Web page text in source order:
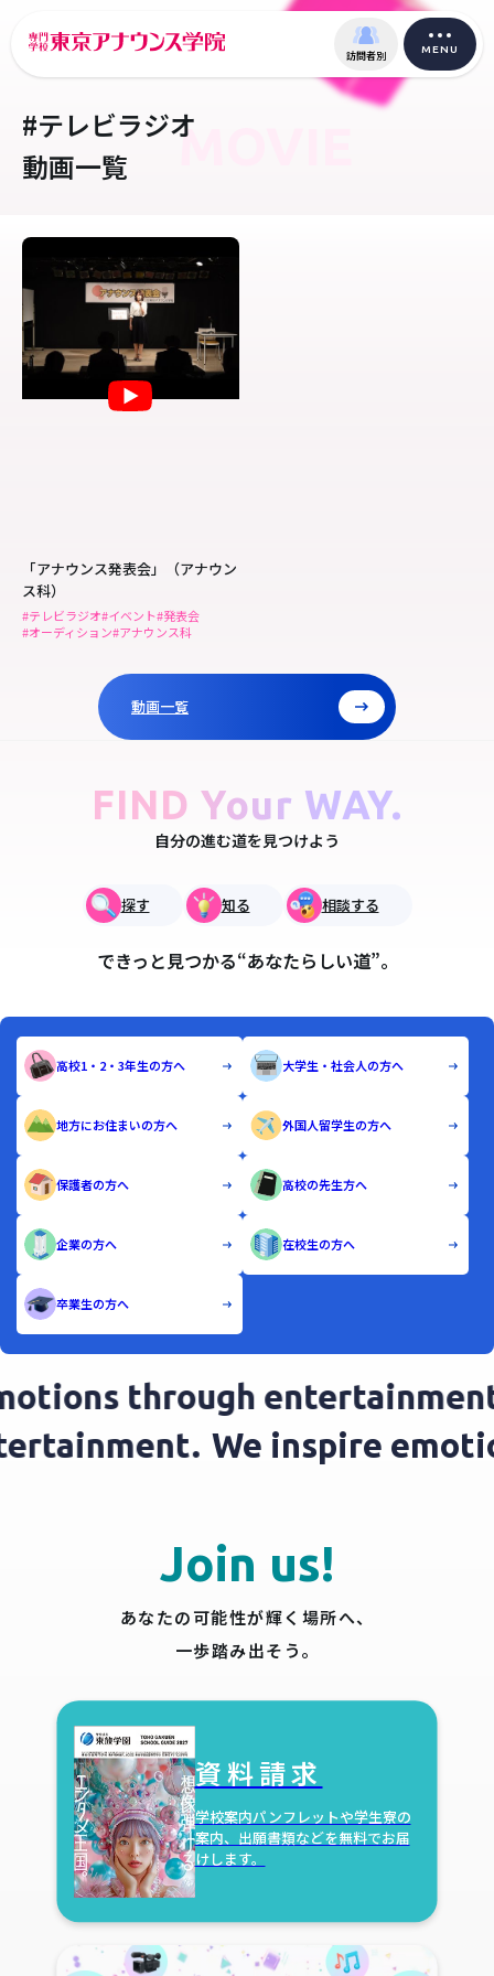
訪問者別 MENU
#テレビラジオ
動画一覧
MOVIE
「アナウンス発表会」（アナウン
ス科）
#テレビラジオ#イベント#発表会
#オーディション#アナウンス科
動画一覧
FIND Your WAY.
自分の進む道を見つけよう
探す 知る 相談する
できっと見つかる“あなたらしい道”。
高校1・2・3年生の方へ 大学生・社会人の方へ
地方にお住まいの方へ 外国人留学生の方へ
保護者の方へ 高校の先生方へ
企業の方へ 在校生の方へ
卒業生の方へ
through
We inspire
Join us!
あなたの可能性が輝く場所へ、
一歩踏み出そう。
資料請求
学校案内パンフレットや学生寮の
案内、出願書類などを無料でお届
けします。